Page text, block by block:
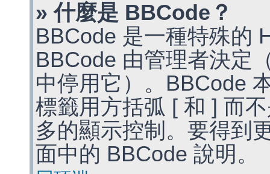
» 什麼是 BBCode？
BBCode 是一種特殊的
BBCode 由管理者決定
中停用它）。BBCode
標籤用方括弧 [ 和 ] 而
多的顯示控制。要得到
面中的 BBCode 說明。